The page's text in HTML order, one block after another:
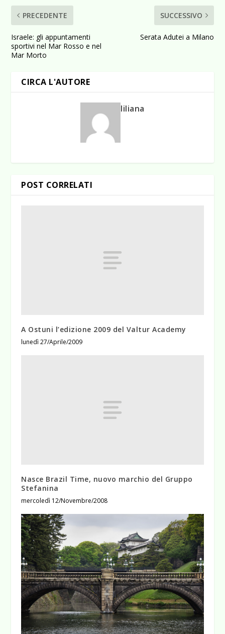
PRECEDENTE
Israele: gli appuntamenti
sportivi nel Mar Rosso e nel
Mar Morto
SUCCESSIVO
Serata Adutei a Milano
CIRCA L'AUTORE
liliana
POST CORRELATI
A Ostuni l’edizione 2009 del Valtur Academy
lunedì 27/Aprile/2009
Nasce Brazil Time, nuovo marchio del Gruppo
Stefanina
mercoledì 12/Novembre/2008